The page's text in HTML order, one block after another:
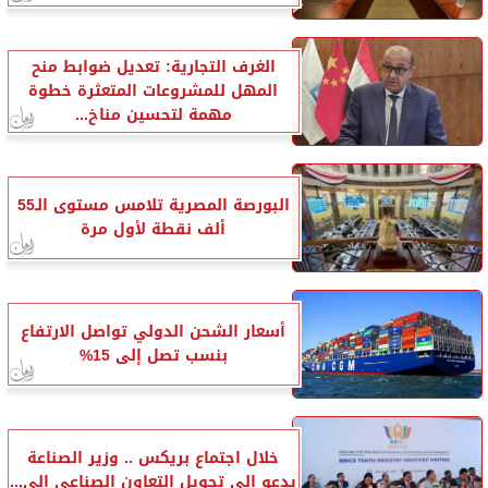
الغرف التجارية: تعديل ضوابط منح
المهل للمشروعات المتعثرة خطوة
مهمة لتحسين مناخ...
البورصة المصرية تلامس مستوى الـ55
ألف نقطة لأول مرة
أسعار الشحن الدولي تواصل الارتفاع
بنسب تصل إلى 15%
خلال اجتماع بريكس .. وزير الصناعة
يدعو إلى تحويل التعاون الصناعي إلى...